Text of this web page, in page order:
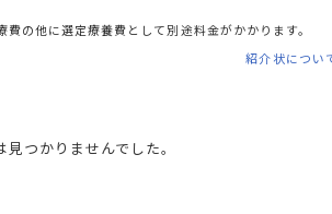
の他に選定療養費として別途料金がかかります。
紹介状につい
つかりませんでした。